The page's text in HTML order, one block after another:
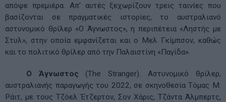
απόψε πρεμιέρα. Απ’ αυτές ξεχωρίζουν τρεις ταινίες που
βασίζονται σε πραγματικές ιστορίες, το αυστραλιανό
αστυνομικό θρίλερ «Ο Άγνωστος», η περιπέτεια «Ληστής με
Στυλ», στην οποία εμφανίζεται και ο Μελ Γκίμπσον, καθώς
και το πολιτικό θρίλερ από την Παλαιστίνη «Παγίδα».
Ο Άγνωστος (The Stranger). Αστυνομικό θρίλερ,
αυστραλιανής παραγωγής του 2022, σε σκηνοθεσία Τόμας Μ.
Ράιτ, με τους Τζόελ Έτζερτον, Σον Χάρις, Τζάντα Άλμπερτς,